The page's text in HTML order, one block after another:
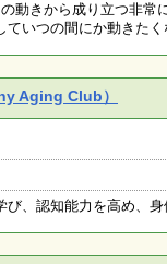
動きから成り立つ非常
ていつの間にか動きた
Aging Club）
び、認知能力を高め、